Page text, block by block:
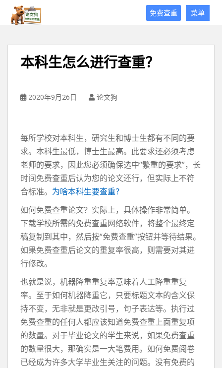
菜单
免费查重
本科生怎么进行查重？
2020年9月26日 论文狗
每所学校对本科生，研究生和博士生都有不同的要
求。本科生最低，博士生最高。此要求还必须考虑
老师的要求，因此您必须确保选中“繁重的要求”，长
时间免费查重后认为您的论文还行，但实际上不符
合标准。 为啥本科生要查重？
如何免费查重论文？实际上，具体操作非常简单。
下载学校所需的免费查重网络软件，将整个最终定
稿复制到其中，然后按“免费查重”按钮并等待结果。
如果免费查重后论文的重复率很高，则需要对其进
行修改。
也就是说，机器降重重复率意味着人工降重重复
率。至于如何机器降重它，只要标题文本的含义保
持不变，无非就是更改引号，句子表达等。执行过
免费查重的任何人都应该知道免费查重上面重复项
的数量。对于毕业论文的学生来说，如果免费查重
的数量很大，那确实是一大笔费用。如何免费阅卷
已经成为许多大学毕业生关注的问题。没有免费的